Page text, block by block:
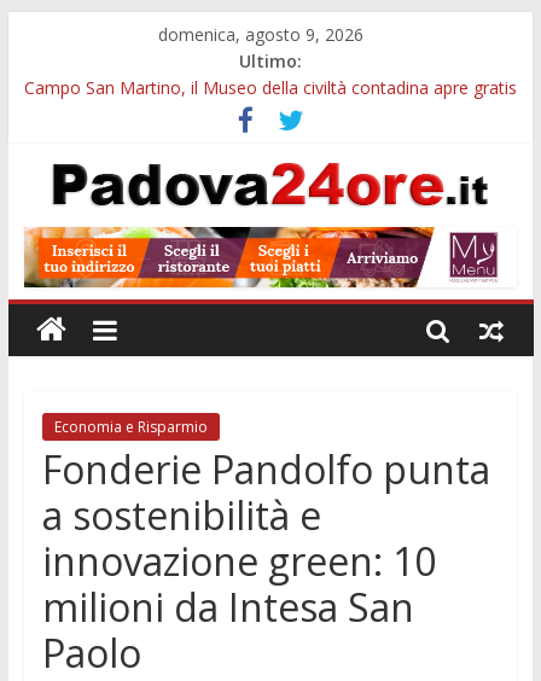
domenica, agosto 9, 2026
Ultimo:
Campo San Martino, il Museo della civiltà contadina apre gratis
Notturni al Museo di Geografia di Padova: visita tra globi,
atlanti e carte antiche
Campus estivo nei Musei Civici di Padova: arte e monumenti
Galleria Cavour, cento opere di Diana Migliorato tra colore,
poesia e musica a Padova
Cinema Arena Romana, stasera la commedia di Antonio
Albanese sotto le stelle a Padova
Economia e Risparmio
Fonderie Pandolfo punta
a sostenibilità e
innovazione green: 10
milioni da Intesa San
Paolo